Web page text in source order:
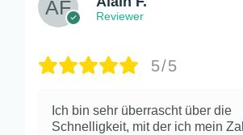
Reviewer
5/5
Ich bin sehr überrascht über die
Schnelligkeit, mit der ich mein